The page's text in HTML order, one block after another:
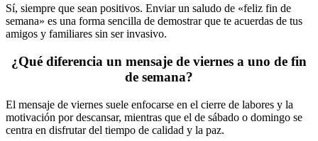
Sí, siempre que sean positivos. Enviar un saludo de «feliz fin de
semana» es una forma sencilla de demostrar que te acuerdas de tus
amigos y familiares sin ser invasivo.
¿Qué diferencia un mensaje de viernes a uno de fin
de semana?
El mensaje de viernes suele enfocarse en el cierre de labores y la
motivación por descansar, mientras que el de sábado o domingo se
centra en disfrutar del tiempo de calidad y la paz.